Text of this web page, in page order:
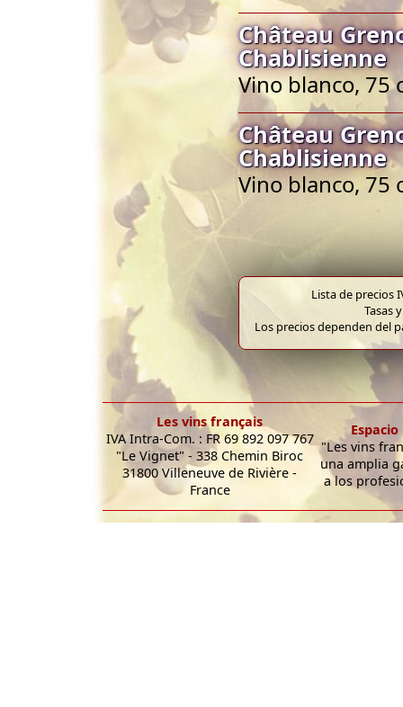
Château
Chablisienne
Vino blanco, 75
Château
Chablisienne
Vino blanco, 75
Lista de precios
Tasas
Los precios dependen del
Les vins français
IVA Intra-Com. : FR 69 892 097 767
"Le Vignet" - 338 Chemin Biroc
31800 Villeneuve de Rivière -
France
"Les vins
una amplia
a los